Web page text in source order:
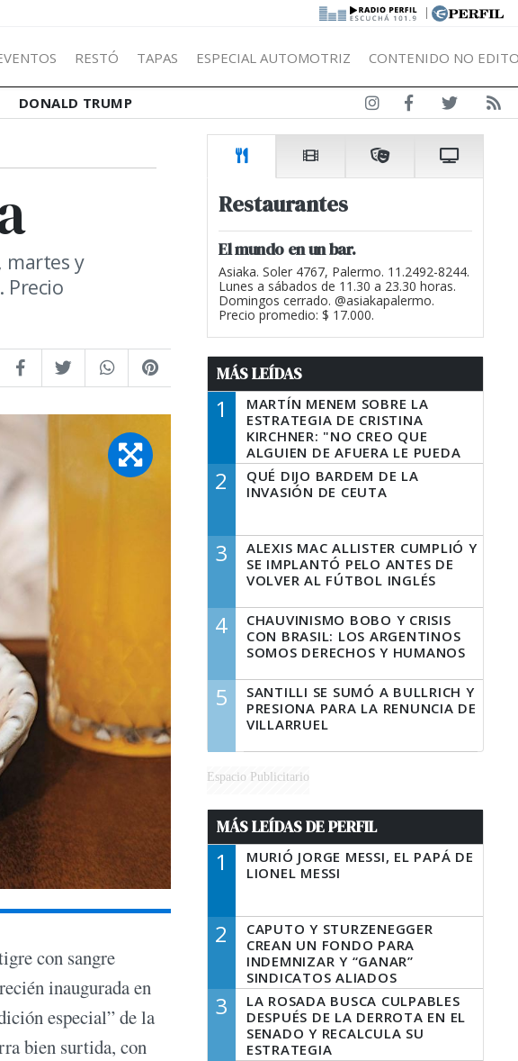
|
RESTÓ TAPAS ESPECIAL AUTOMOTRIZ CONTENIDO NO
DONALD TRUMP
martes y
Precio
con sangre
inaugurada en
especial” de la
bien surtida, con
Restaurantes
El mundo en un bar.
Asiaka. Soler 4767, Palermo. 11.2492-8244.
Lunes a sábados de 11.30 a 23.30 horas.
Domingos cerrado. @asiakapalermo.
Precio promedio: $ 17.000.
MÁS LEÍDAS
1
MARTÍN MENEM SOBRE LA
ESTRATEGIA DE CRISTINA
KIRCHNER: "NO CREO QUE
ALGUIEN DE AFUERA LE PUEDA
DECIR A LA JUSTICIA LO QUE
TIENE QUE HACER"
2
QUÉ DIJO BARDEM DE LA
INVASIÓN DE CEUTA
3
ALEXIS MAC ALLISTER CUMPLIÓ Y
SE IMPLANTÓ PELO ANTES DE
VOLVER AL FÚTBOL INGLÉS
4
CHAUVINISMO BOBO Y CRISIS
CON BRASIL: LOS ARGENTINOS
SOMOS DERECHOS Y HUMANOS
5
SANTILLI SE SUMÓ A BULLRICH Y
PRESIONA PARA LA RENUNCIA DE
VILLARRUEL
Espacio Publicitario
MÁS LEÍDAS DE PERFIL
1
MURIÓ JORGE MESSI, EL PAPÁ DE
LIONEL MESSI
2
CAPUTO Y STURZENEGGER
CREAN UN FONDO PARA
INDEMNIZAR Y “GANAR”
SINDICATOS ALIADOS
3
LA ROSADA BUSCA CULPABLES
DESPUÉS DE LA DERROTA EN EL
SENADO Y RECALCULA SU
ESTRATEGIA